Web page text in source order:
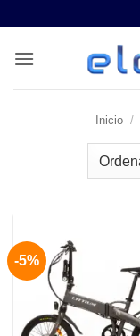
contenido
Inicio /
-5%